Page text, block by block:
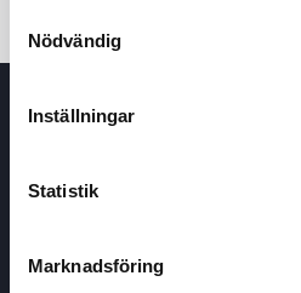
Nödvändig
Inställningar
Statistik
Marknadsföring